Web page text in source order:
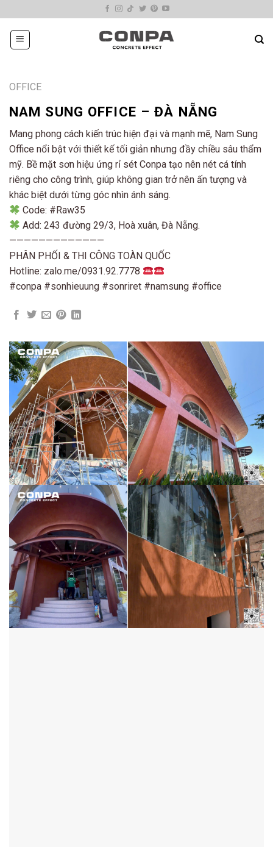
to
content
OFFICE
NAM SUNG OFFICE – ĐÀ NẴNG
Mang phong cách kiến trúc hiện đại và mạnh mẽ, Nam Sung
Office nổi bật với thiết kế tối giản nhưng đầy chiều sâu thẩm
mỹ. Bề mặt sơn hiệu ứng rỉ sét Conpa tạo nên nét cá tính
riêng cho công trình, giúp không gian trở nên ấn tượng và
khác biệt dưới từng góc nhìn ánh sáng.
Code: #Raw35
Add: 243 đường 29/3, Hoà xuân, Đà Nẵng.
—————————————
PHÂN PHỐI & THI CÔNG TOÀN QUỐC
Hotline: zalo.me/0931.92.7778
#conpa #sonhieuung #sonriret #namsung #office